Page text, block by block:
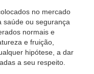
no mercado
saúde ou segurança
normais e
e fruição,
hipótese, a dar
a seu respeito.